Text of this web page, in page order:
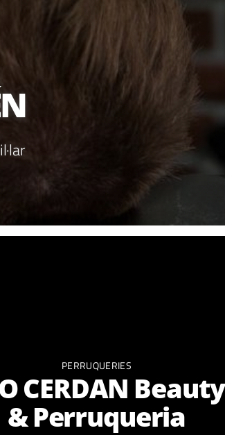
PERRUQUERIES
CERDAN
& Perruqueria